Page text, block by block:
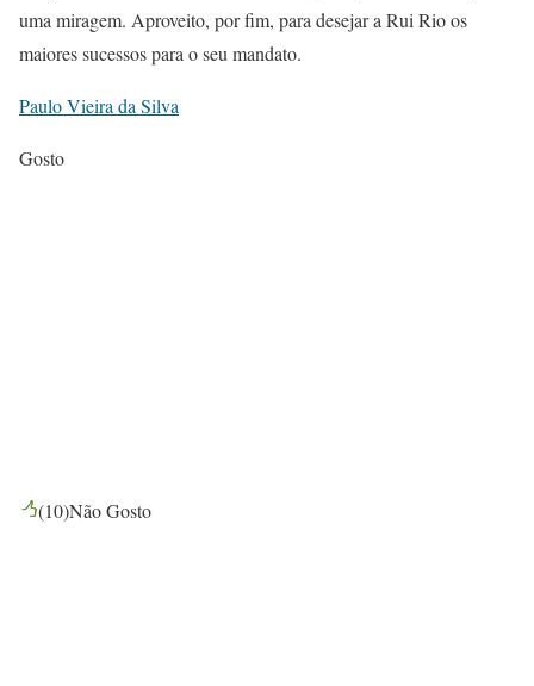
uma miragem. Aproveito, por fim, para desejar a Rui Rio os
maiores sucessos para o seu mandato.
Paulo Vieira da Silva
Gosto
(10)Não Gosto